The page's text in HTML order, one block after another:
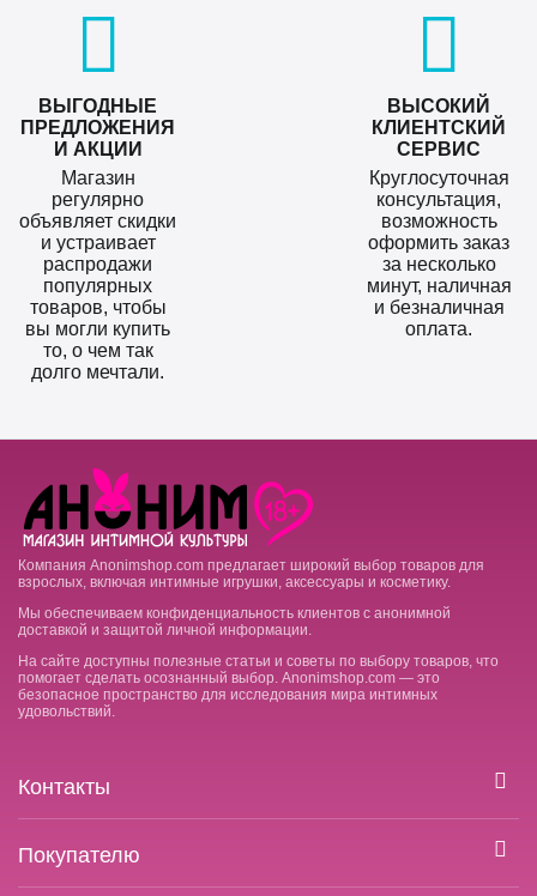
ВЫГОДНЫЕ
ПРЕДЛОЖЕНИЯ
И АКЦИИ
Магазин
регулярно
объявляет скидки
и устраивает
распродажи
популярных
товаров, чтобы
вы могли купить
то, о чем так
долго мечтали.
ВЫСОКИЙ
КЛИЕНТСКИЙ
СЕРВИС
Круглосуточная
консультация,
возможность
оформить заказ
за несколько
минут, наличная
и безналичная
оплата.
Компания Anonimshop.com предлагает широкий выбор товаров для
взрослых, включая интимные игрушки, аксессуары и косметику.
Мы обеспечиваем конфиденциальность клиентов с анонимной
доставкой и защитой личной информации.
На сайте доступны полезные статьи и советы по выбору товаров, что
помогает сделать осознанный выбор. Anonimshop.com — это
безопасное пространство для исследования мира интимных
удовольствий.
Контакты
Покупателю